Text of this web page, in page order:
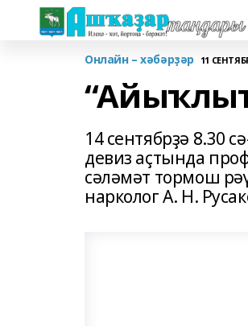
Онлайн – хәбәрҙәр 11
14 сентябрҙә 8.30
девиз аҫтында
сәләмәт тормош
нарколог А. Н.